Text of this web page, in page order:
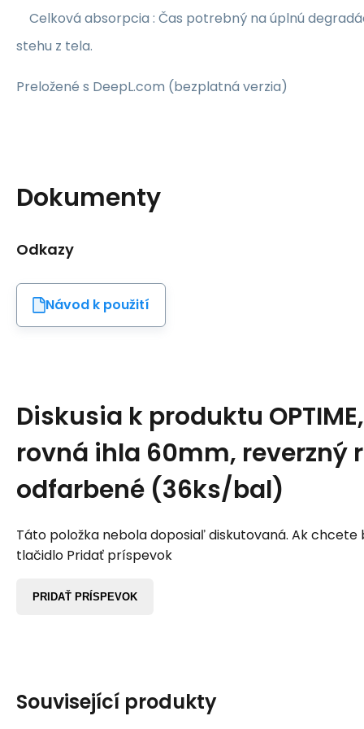
Celková absorpcia : Čas potrebný na úplnú
stehu z tela.
Preložené s DeepL.com (bezplatná verzia)
Dokumenty
Odkazy
Návod k použití
Diskusia k produktu
rovná ihla 60mm, reverzný
odfarbené (36ks/bal)
Táto položka nebola doposiaľ diskutovaná. Ak chcete
tlačidlo Pridať príspevok
PRIDAŤ PRÍSPEVOK
Související produkty